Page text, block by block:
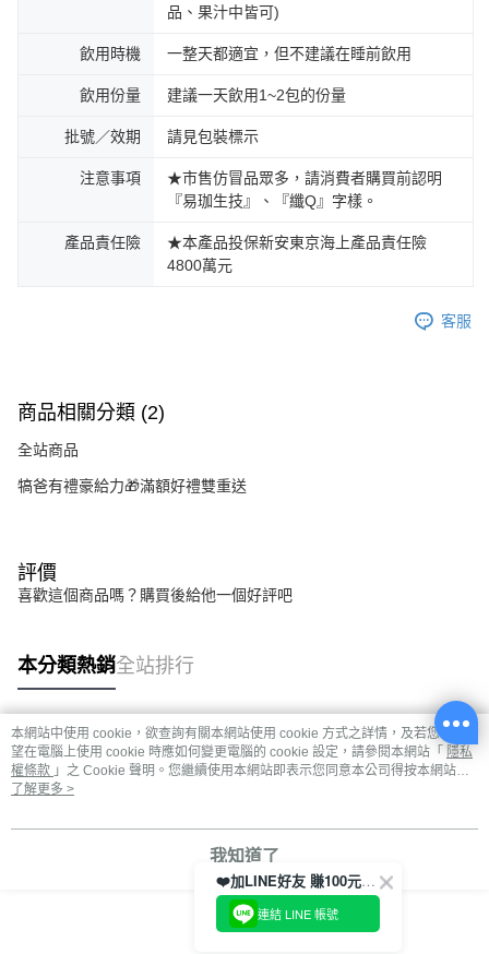
品、果汁中皆可)
飲用時機 一整天都適宜，但不建議在睡前飲用
飲用份量 建議一天飲用1~2包的份量
批號／效期 請見包裝標示
注意事項
★市售仿冒品眾多，請消費者購買前認明
『易珈生技』、『纖Q』字樣。
產品責任險
★本產品投保新安東京海上產品責任險
4800萬元
客服
商品相關分類 (2)
全站商品
犒爸有禮豪給力🎁滿額好禮雙重送
評價
喜歡這個商品嗎？購買後給他一個好評吧
本分類熱銷全站排行
熱門標籤
本網站中使用 cookie，欲查詢有關本網站使用 cookie 方式之詳情，及若您不希
望在電腦上使用 cookie 時應如何變更電腦的 cookie 設定，請參閱本網站「 隱私
權條款 」之 Cookie 聲明。您繼續使用本網站即表示您同意本公司得按本網站使
用條款之 Cookie 聲明使用 cookie。
了解更多 >
我知道了
❤️加LINE好友 賺100元券！
連結 LINE 帳號